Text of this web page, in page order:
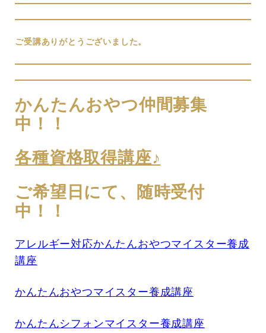
ご受講ありがとうございました。
かんたんおやつ仲間募集
中！！
各種資格取得講座♪
ご希望日にて、随時受付
中！！
アレルギー対応かんたんおやつマイスター養成
講座
かんたんおやつマイスター養成講座
かんたんシフォンマイスター養成講座